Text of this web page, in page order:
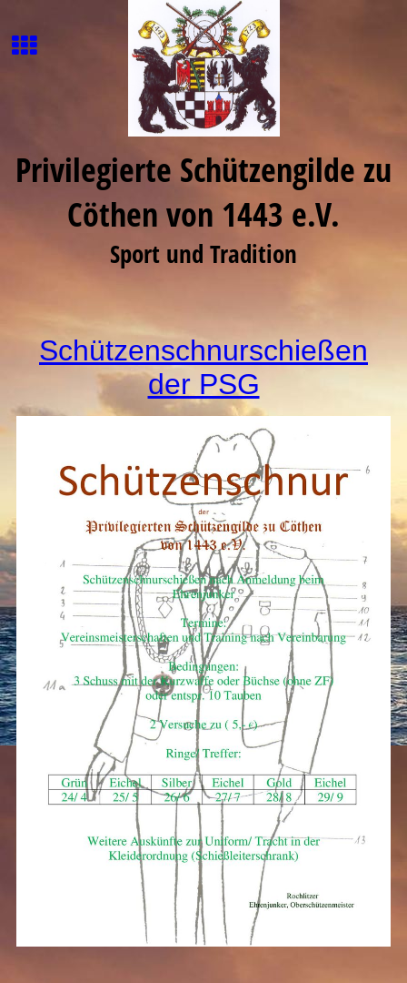
Privilegierte Schützengilde zu
Cöthen von 1443 e.V.
Sport und Tradition
Schützenschnurschießen
der PSG